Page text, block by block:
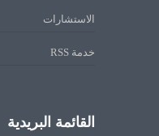
الاستشارات
خدمة RSS
القائمة البريدية